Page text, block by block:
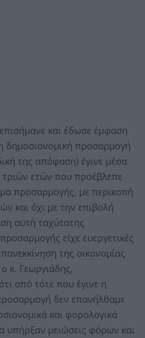
και έδωσε έμφαση
δημοσιονομική προσαρμογή
της απόφαση) έγινε μέσα
τριών ετών που προέβλεπε
προσαρμογής, με περικοπή
και όχι με την επιβολή
αυτή ταχύτατης
είχε ευεργετικές
της οικονομίας
κ. Γεωργιάδης,
από τότε που έγινε η
δεν επανήλθαμε
και φορολογικά
υπήρξαν μειώσεις φόρων και